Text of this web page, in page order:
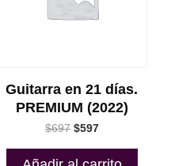
Guitarra en 21 días.
PREMIUM (2022)
$697 El
original
$597El
actual